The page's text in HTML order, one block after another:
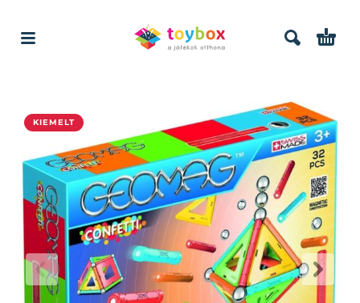
KIEMELT